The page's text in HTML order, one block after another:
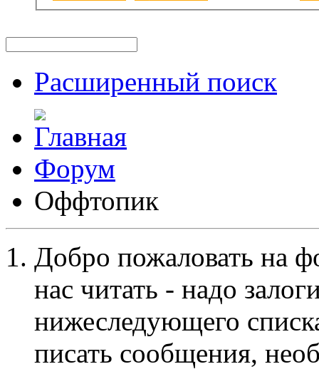
Расширенный поиск
Форум
Оффтопик
Добро пожаловать на
нас читать - надо
нижеследующего
писать сообщения,